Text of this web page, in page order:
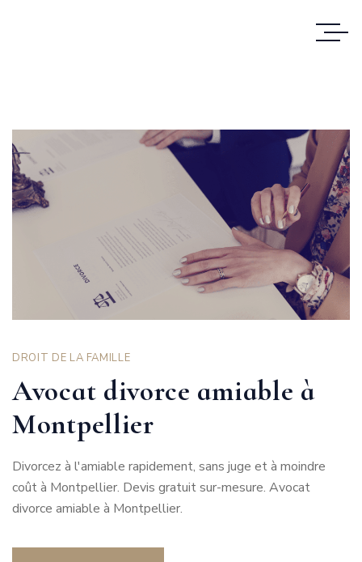
DROIT DE LA FAMILLE
Avocat divorce amiable à
Montpellier
Divorcez à l'amiable rapidement, sans juge et à moindre
coût à Montpellier. Devis gratuit sur-mesure. Avocat
divorce amiable à Montpellier.